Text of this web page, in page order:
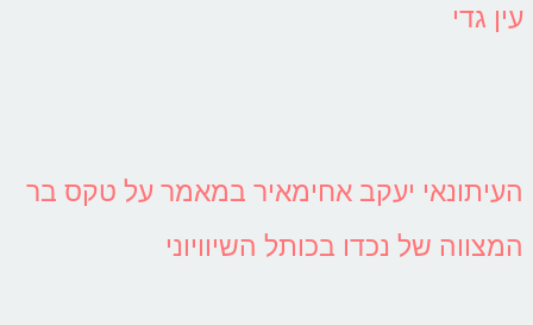
עין גדי
העיתונאי יעקב אחימאיר במאמר על טקס בר
המצווה של נכדו בכותל השיוויוני